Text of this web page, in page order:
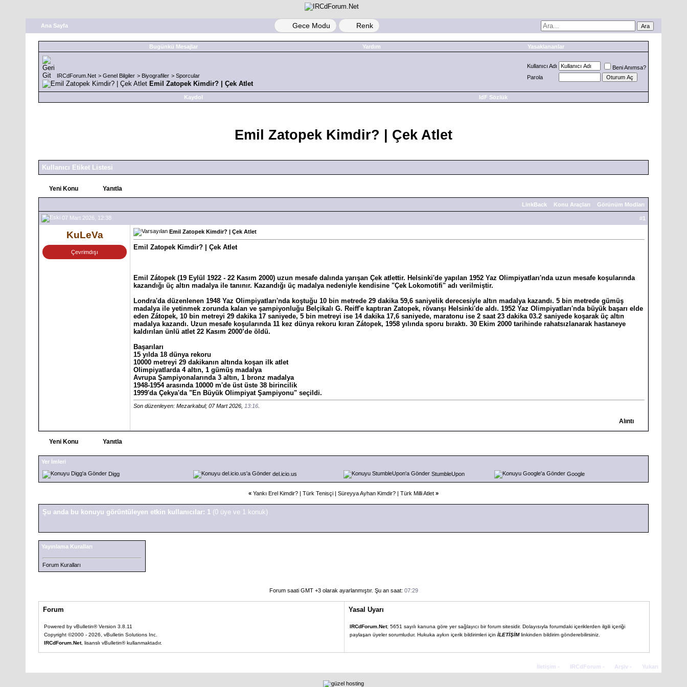
Ana Sayfa Gece Modu Renk
Bugünkü Mesajlar Yardım Yasaklananlar
IRCdForum.Net > Genel Bilgiler > Biyografiler > Sporcular
Emil Zatopek Kimdir? | Çek Atlet
Kullanıcı Adı
Beni Anımsa?
Parola
Kaydol IdF Sözlük
Emil Zatopek Kimdir? | Çek Atlet
Kullanıcı Etiket Listesi
Yeni Konu Yanıtla
LinkBack Konu Araçları Görünüm Modları
07 Mart 2026, 12:38 #1
KuLeVa
Çevrimdışı
Emil Zatopek Kimdir? | Çek Atlet
Emil Zatopek Kimdir? | Çek Atlet
Emil Zátopek (19 Eylül 1922 - 22 Kasım 2000) uzun mesafe dalında yarışan Çek atlettir. Helsinki'de yapılan 1952 Yaz Olimpiyatları'nda uzun mesafe koşularında
kazandığı üç altın madalya ile tanınır. Kazandığı üç madalya nedeniyle kendisine "Çek Lokomotifi" adı verilmiştir.
Londra'da düzenlenen 1948 Yaz Olimpiyatları'nda koştuğu 10 bin metrede 29 dakika 59,6 saniyelik derecesiyle altın madalya kazandı. 5 bin metrede gümüş
madalya ile yetinmek zorunda kalan ve şampiyonluğu Belçikalı G. Reiff'e kaptıran Zatopek, rövanşı Helsinki'de aldı. 1952 Yaz Olimpiyatları'nda büyük başarı elde
eden Zátopek, 10 bin metreyi 29 dakika 17 saniyede, 5 bin metreyi ise 14 dakika 17,6 saniyede, maratonu ise 2 saat 23 dakika 03.2 saniyede koşarak üç altın
madalya kazandı. Uzun mesafe koşularında 11 kez dünya rekoru kıran Zátopek, 1958 yılında sporu bıraktı. 30 Ekim 2000 tarihinde rahatsızlanarak hastaneye
kaldırılan ünlü atlet 22 Kasım 2000’de öldü.
Başarıları
15 yılda 18 dünya rekoru
10000 metreyi 29 dakikanın altında koşan ilk atlet
Olimpiyatlarda 4 altın, 1 gümüş madalya
Avrupa Şampiyonalarında 3 altın, 1 bronz madalya
1948-1954 arasında 10000 m'de üst üste 38 birincilik
1999'da Çekya'da "En Büyük Olimpiyat Şampiyonu" seçildi.
Son düzenleyen: Mezarkabul; 07 Mart 2026, 13:16
Alıntı
Yeni Konu Yanıtla
Yer İmleri
Digg
del.icio.us StumbleUpon Google
« Yankı Erel Kimdir? | Türk Tenisçi | Süreyya Ayhan Kimdir? | Türk Milli Atlet »
Şu anda bu konuyu görüntüleyen etkin kullanıcılar: 1 (0 üye ve 1 konuk)
Yayınlama Kuralları
Forum Kuralları
Forum saati GMT +3 olarak ayarlanmıştır. Şu an saat: 07:29
Forum
Powered by vBulletin® Version 3.8.11
Copyright ©2000 - 2026, vBulletin Solutions Inc.
IRCdForum.Net, lisanslı vBulletin® kullanmaktadır.
Yasal Uyarı
IRCdForum.Net; 5651 sayılı kanuna göre yer sağlayıcı bir forum sitesidir. Dolayısıyla forumdaki içeriklerden ilgili içeriği
paylaşan üyeler sorumludur. Hukuka aykırı içerik bildirimleri için İLETİŞİMlinkinden bildirim gönderebilirsiniz.
İletişim - IRCdForum - Arşiv - Yukarı